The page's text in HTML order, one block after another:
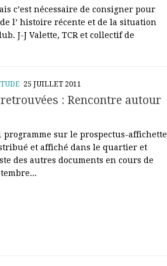
c’est nécessaire de consigner pour
l’ histoire récente et de la situation
J-J Valette, TCR et collectif de
25 JUILLET 2011
: Rencontre autour
programme sur le prospectus-affichette
et affiché dans le quartier et
des autres documents en cours de